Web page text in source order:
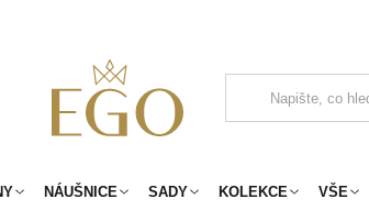
NÁUŠNICE SADY KOLEKCE VŠE